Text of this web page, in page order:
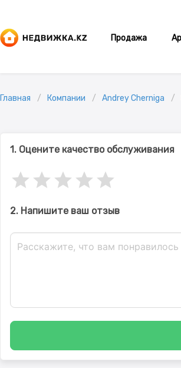
Продажа
Главная Компании Andrey Cherniga
1. Оцените качество обслуживания
2. Напишите ваш отзыв